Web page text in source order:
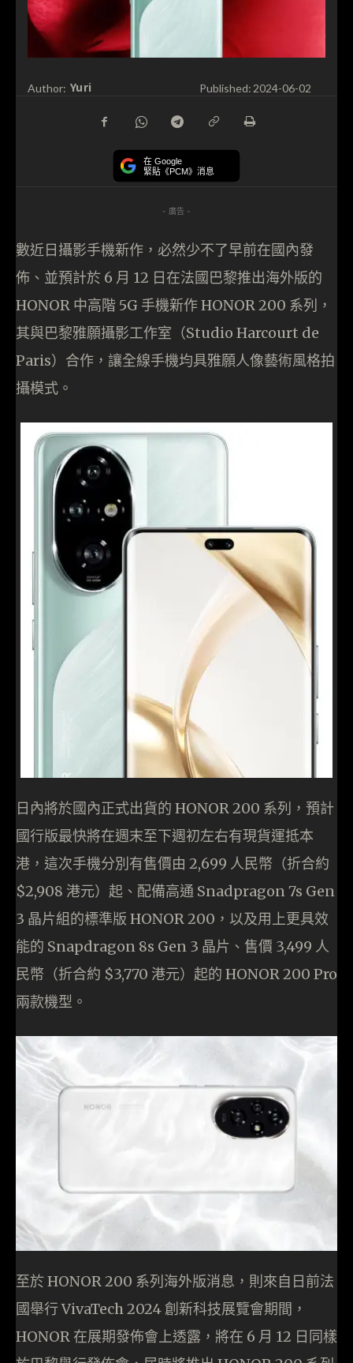
Author: Yuri Published: 2024-06-02
在 Google
緊貼《PCM》消息
- 廣告 -
數近日攝影手機新作，必然少不了早前在國內發
佈、並預計於 6 月 12 日在法國巴黎推出海外版的
HONOR 中高階 5G 手機新作 HONOR 200 系列，
其與巴黎雅願攝影工作室（Studio Harcourt de
Paris）合作，讓全線手機均具雅願人像藝術風格拍
攝模式。
日內將於國內正式出貨的 HONOR 200 系列，預計
國行版最快將在週末至下週初左右有現貨運抵本
港，這次手機分別有售價由 2,699 人民幣（折合約
$2,908 港元）起、配備高通 Snadpragon 7s Gen
3 晶片組的標準版 HONOR 200，以及用上更具效
能的 Snapdragon 8s Gen 3 晶片、售價 3,499 人
民幣（折合約 $3,770 港元）起的 HONOR 200 Pro
兩款機型。
至於 HONOR 200 系列海外版消息，則來自日前法
國舉行 VivaTech 2024 創新科技展覽會期間，
HONOR 在展期發佈會上透露，將在 6 月 12 日同樣